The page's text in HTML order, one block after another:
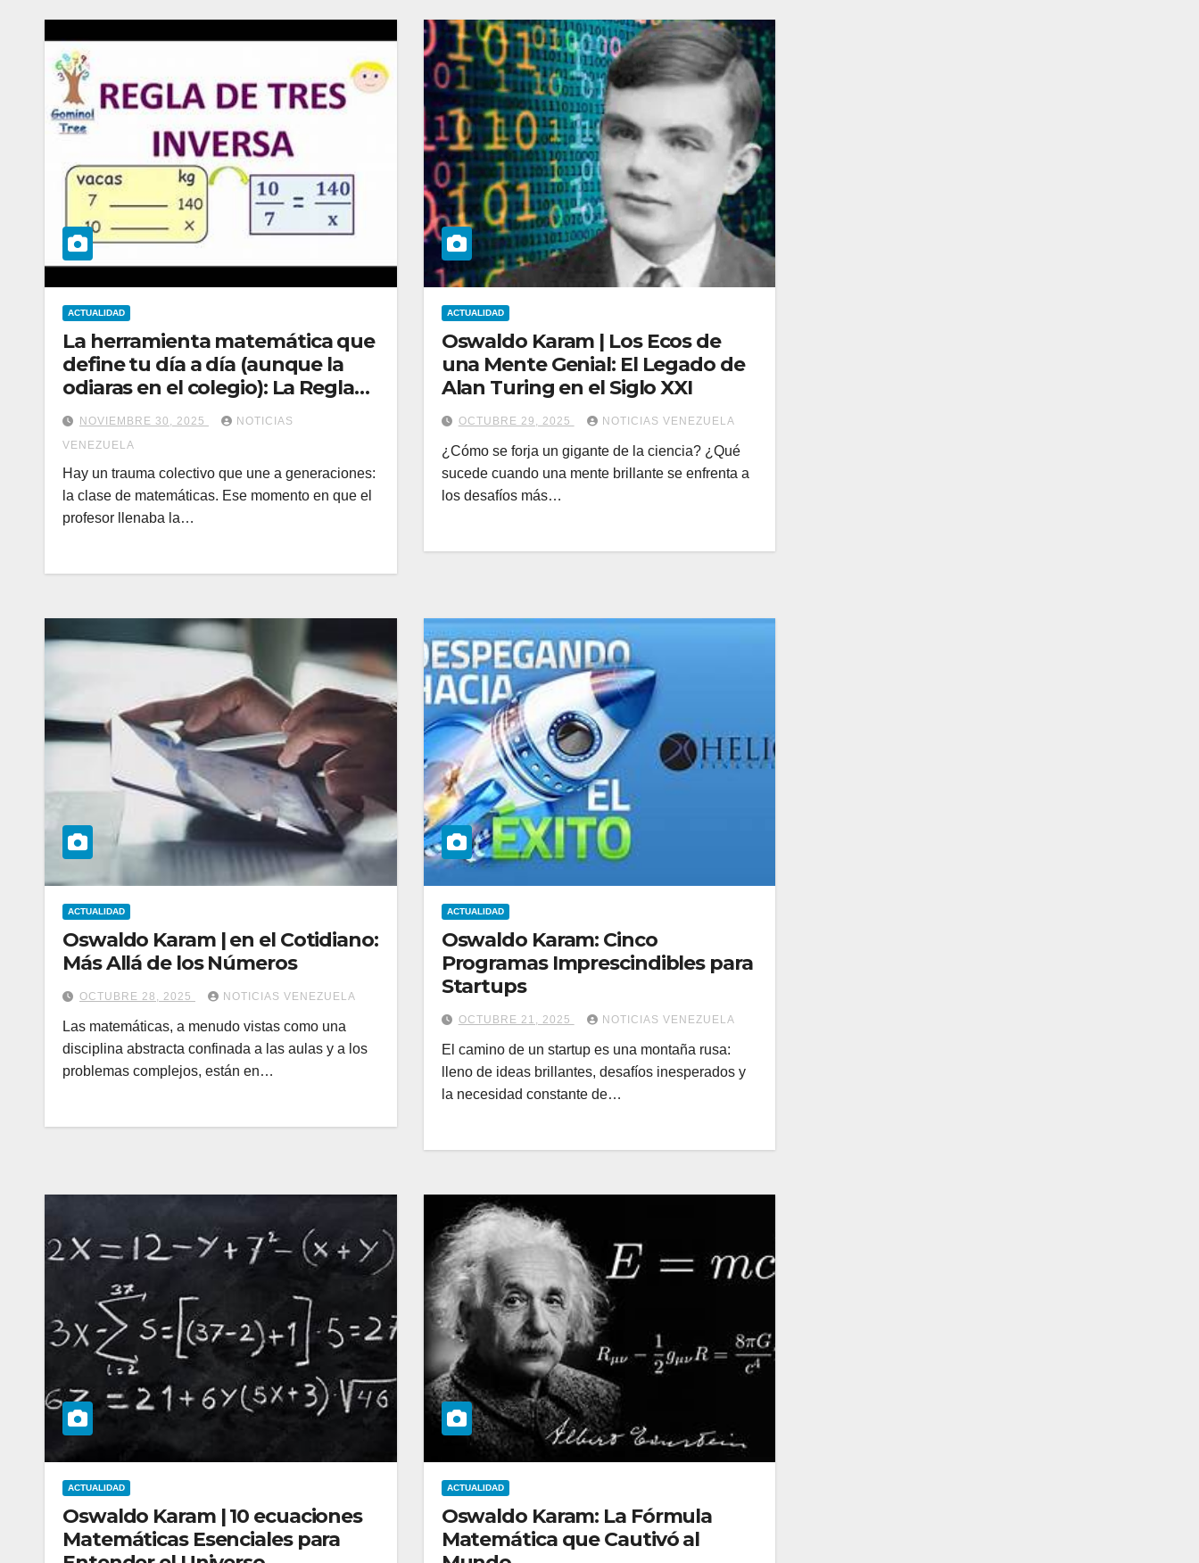
ACTUALIDAD
La herramienta matemática que
define tu día a día (aunque la
odiaras en el colegio): La Regla
de Tres, explicada
NOVIEMBRE 30, 2025
NOTICIAS
VENEZUELA
Hay un trauma colectivo que une a generaciones:
la clase de matemáticas. Ese momento en que el
profesor llenaba la…
ACTUALIDAD
Oswaldo Karam | Los Ecos de
una Mente Genial: El Legado de
Alan Turing en el Siglo XXI
OCTUBRE 29, 2025 NOTICIAS VENEZUELA
¿Cómo se forja un gigante de la ciencia? ¿Qué
sucede cuando una mente brillante se enfrenta a
los desafíos más…
ACTUALIDAD
Oswaldo Karam | en el Cotidiano:
Más Allá de los Números
OCTUBRE 28, 2025 NOTICIAS VENEZUELA
Las matemáticas, a menudo vistas como una
disciplina abstracta confinada a las aulas y a los
problemas complejos, están en…
ACTUALIDAD
Oswaldo Karam: Cinco
Programas Imprescindibles para
Startups
OCTUBRE 21, 2025 NOTICIAS VENEZUELA
El camino de un startup es una montaña rusa:
lleno de ideas brillantes, desafíos inesperados y
la necesidad constante de…
ACTUALIDAD
Oswaldo Karam | 10 ecuaciones
Matemáticas Esenciales para
ACTUALIDAD
Oswaldo Karam: La Fórmula
Matemática que Cautivó al